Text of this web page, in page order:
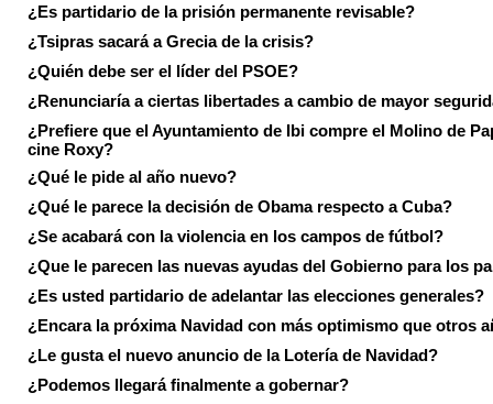
¿Es partidario de la prisión permanente revisable?
¿Tsipras sacará a Grecia de la crisis?
¿Quién debe ser el líder del PSOE?
¿Renunciaría a ciertas libertades a cambio de mayor
¿Prefiere que el Ayuntamiento de Ibi compre el Molino de
cine Roxy?
¿Qué le pide al año nuevo?
¿Qué le parece la decisión de Obama respecto a Cuba?
¿Se acabará con la violencia en los campos de fútbol?
¿Que le parecen las nuevas ayudas del Gobierno para los
¿Es usted partidario de adelantar las elecciones generales?
¿Encara la próxima Navidad con más optimismo que otros
¿Le gusta el nuevo anuncio de la Lotería de Navidad?
¿Podemos llegará finalmente a gobernar?